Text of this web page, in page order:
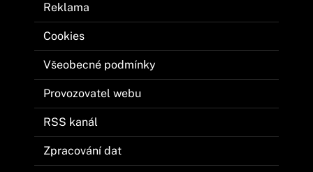
Reklama
Cookies
Všeobecné podmínky
Provozovatel webu
RSS kanál
Zpracování dat